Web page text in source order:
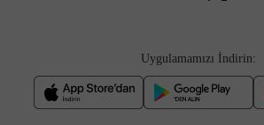
Uygulamamızı İndirin: